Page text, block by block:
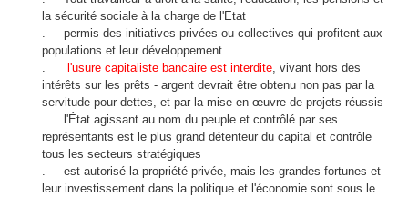
la sécurité sociale à la charge de l'Etat
. permis des initiatives privées ou collectives qui profitent aux
populations et leur développement
.
l'usure capitaliste bancaire est interdite, vivant hors des
intérêts sur les prêts - argent devrait être obtenu non pas par la
servitude pour dettes, et par la mise en œuvre de projets réussis
.
l'État agissant au nom du peuple et contrôlé par ses
représentants est le plus grand détenteur du capital et contrôle
tous les secteurs stratégiques
. est autorisé la propriété privée, mais les grandes fortunes et
leur investissement dans la politique et l'économie sont sous le